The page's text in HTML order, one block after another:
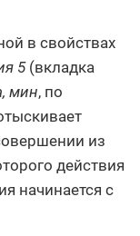
в свойствах
5(вкладка
мин, по
из
действия
начинается с